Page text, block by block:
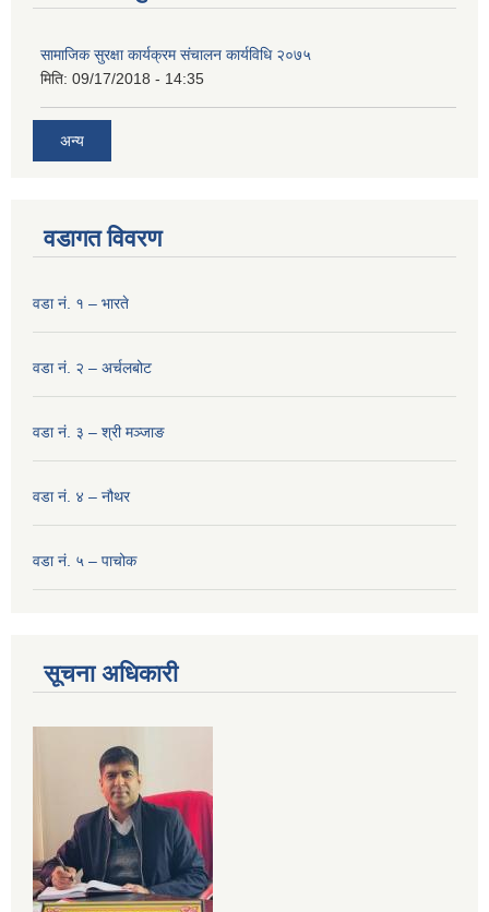
सामाजिक सुरक्षा कार्यक्रम संचालन कार्यविधि २०७५
मिति: 09/17/2018 - 14:35
अन्य
वडागत विवरण
वडा नं. १ – भारते
वडा नं. २ – अर्चलबोट
वडा नं. ३ – श्री मञ्‍जाङ
वडा नं. ४ – नौथर
वडा नं. ५ – पाचोक
सूचना अधिकारी